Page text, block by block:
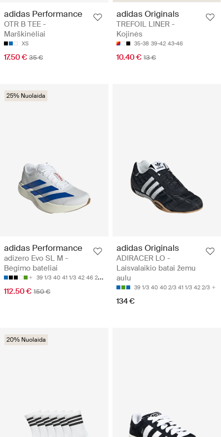
adidas Performance
OTR B TEE -
Marškinėliai
XS
17.50 € 35 €
adidas Originals
TREFOIL LINER -
Kojinės
35-38 39-42 43-46
10.40 € 13 €
25% Nuolaida
adidas Performance
adizero Evo SL M -
Bėgimo bateliai
39 1/3 40 41 1/3 42 46 2/3
112.50 € 150 €
adidas Originals
ADIRACER LO -
Laisvalaikio batai žemu
aulu
39 1/3 40 40 2/3 41 1/3 42 2/3
134 €
20% Nuolaida